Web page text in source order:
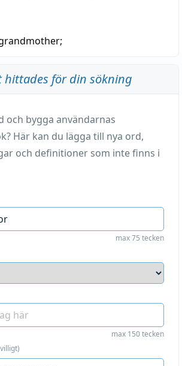
för din sökning
och bygga användarnas
Här kan du lägga till nya ord,
och definitioner som inte finns i
max 75 tecken
max 150 tecken